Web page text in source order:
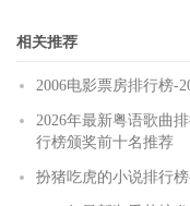
相关推荐
2006电影票房排行榜-
2026年最新粤语歌曲
行榜颁奖前十名推荐
扮猪吃虎的小说排行